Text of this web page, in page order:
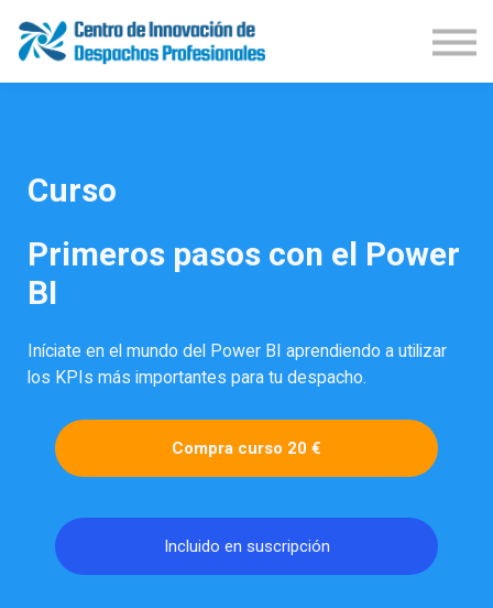
Demos Productos
Congresos
Publicaciones
Curso
Primeros pasos con el Power
BI
Iníciate en el mundo del Power BI aprendiendo a utilizar
los KPIs más importantes para tu despacho.
Compra curso 20 €
Incluido en suscripción